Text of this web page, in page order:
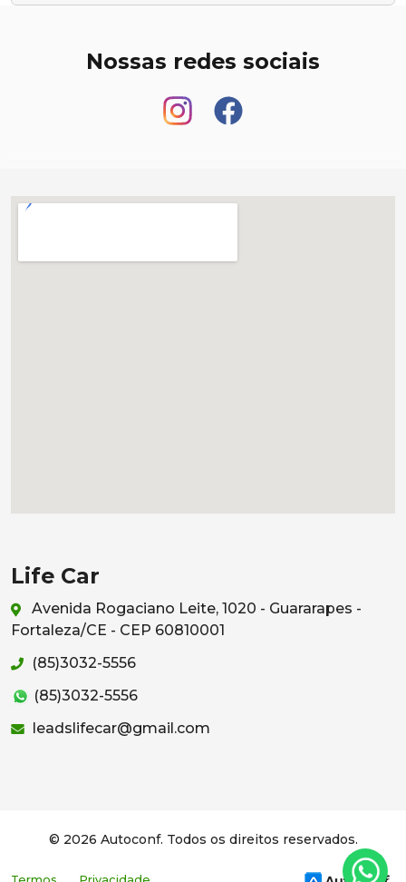
Nossas redes sociais
Life Car
Avenida Rogaciano Leite, 1020 - Guararapes -
Fortaleza/CE - CEP 60810001
(85)3032-5556
(85)3032-5556
leadslifecar@gmail.com
© 2026 Autoconf. Todos os direitos reservados.